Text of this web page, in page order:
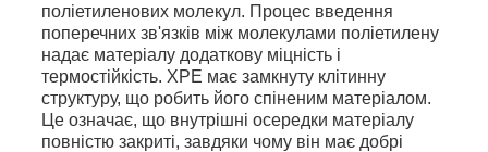
поліетиленових молекул. Процес введення
поперечних зв'язків між молекулами поліетилену
надає матеріалу додаткову міцність і
термостійкість. XPE має замкнуту клітинну
структуру, що робить його спіненим матеріалом.
Це означає, що внутрішні осередки матеріалу
повністю закриті, завдяки чому він має добрі